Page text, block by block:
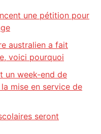
une pétition pour
australien a fait
voici pourquoi
un week-end de
mise en service de
seront